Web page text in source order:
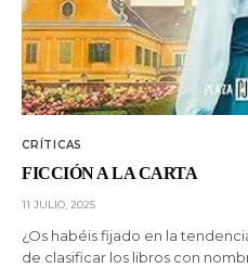
CRÍTICAS
FICCIÓN A LA CARTA
11 JULIO, 2025
¿Os habéis fijado en la
de clasificar los libros con